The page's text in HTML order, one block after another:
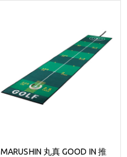
MARUSHIN 丸真 GOOD IN 推